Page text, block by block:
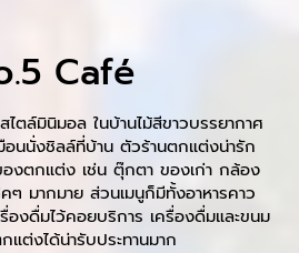
Café
ไตล์มินิมอล ในบ้านไม้สีขาวบรรยากาศ
อนนั่งชิลล์ที่บ้าน ตัวร้านตกแต่งน่ารัก
องตกแต่ง เช่น ตุ๊กตา ของเก่า กล้อง
ๆ มากมาย ส่วนเมนูก็มีทั้งอาหารคาว
องดื่มไว้คอยบริการ เครื่องดื่มและขนม
แต่งได้น่ารับประทานมาก